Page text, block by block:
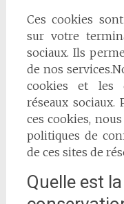
Ces cookies
sur votre
sociaux. Ils
de nos
cookies et les
réseaux
ces cookies,
politiques de
de ces sites de
Quelle est